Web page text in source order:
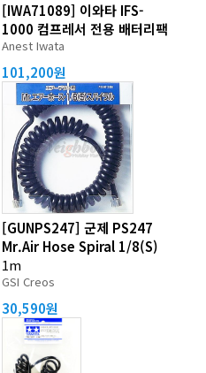
[IWA71089] 이와타 IFS-
1000 컴프레서 전용 배터리팩
Anest Iwata
101,200원
[GUNPS247] 군제 PS247
Mr.Air Hose Spiral 1/8(S)
1m
GSI Creos
30,590원